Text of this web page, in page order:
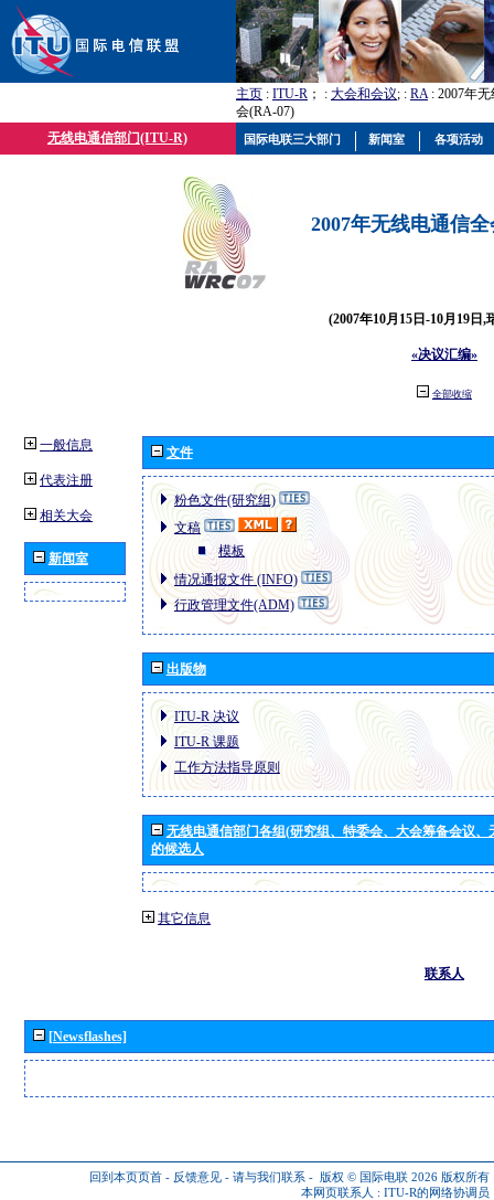
主页 : ITU-R ； : 大会和会议; : RA: 2007年
会(RA-07)
无线电通信部门(ITU-R)
2007年无线电通信
(2007年10月15日-10月19日,
«决议汇编»
全部收缩
一般信息
代表注册
相关大会
新闻室
文件
粉色文件(研究组)
文稿
模板
情况通报文件 (INFO)
行政管理文件(ADM)
出版物
ITU-R 决议
ITU-R 课题
工作方法指导原则
无线电通信部门各组(研究组、特委会、大会筹备会议
的候选人
其它信息
联系人
[Newsflashes]
回到本页页首 - 反馈意见 - 请与我们联系 - 版权 © 国际电联 2026 版权所有
本网页联系人 : ITU-R的网络协调员
国际电联三大部门 新闻室 各项活动